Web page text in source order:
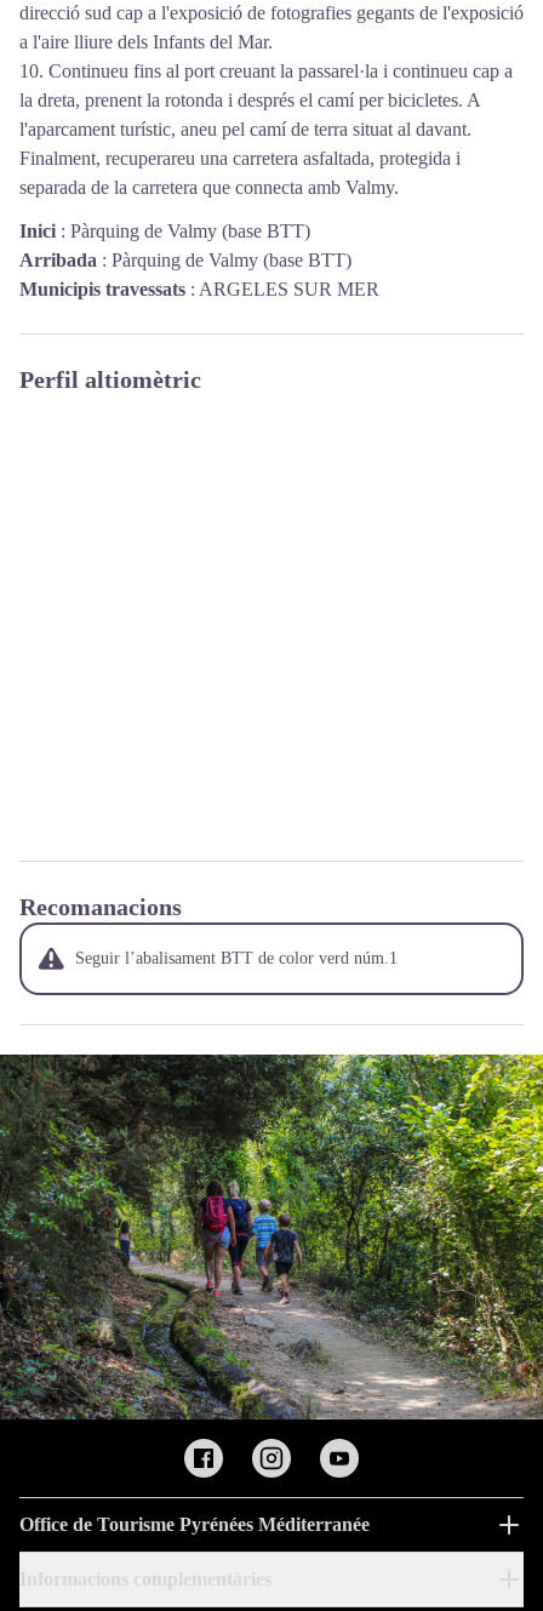
direcció sud cap a l'exposició de fotografies gegants de l'exposició
a l'aire lliure dels Infants del Mar.
10. Continueu fins al port creuant la passarel·la i continueu cap a
la dreta, prenent la rotonda i després el camí per bicicletes. A
l'aparcament turístic, aneu pel camí de terra situat al davant.
Finalment, recuperareu una carretera asfaltada, protegida i
separada de la carretera que connecta amb Valmy.
Inici : Pàrquing de Valmy (base BTT)
Arribada : Pàrquing de Valmy (base BTT)
Municipis travessats : ARGELES SUR MER
Perfil altiomètric
Recomanacions
Seguir l’abalisament BTT de color verd núm.1
Office de Tourisme Pyrénées Méditerranée
Informacions complementàries